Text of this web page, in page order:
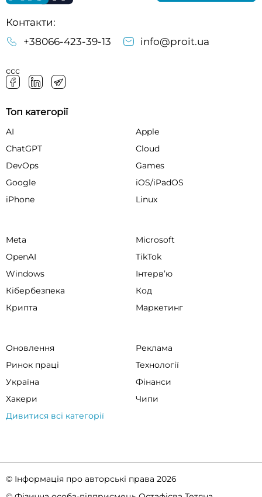
Контакти:
+38066-423-39-13
info@proit.ua
ссс
Топ категорії
AI
Apple
ChatGPT
Cloud
DevOps
Games
Google
iOS/iPadOS
iPhone
Linux
Meta
Microsoft
OpenAI
TikTok
Windows
Інтервʼю
Кібербезпека
Код
Крипта
Маркетинг
Оновлення
Реклама
Ринок праці
Технології
Україна
Фінанси
Хакери
Чипи
Дивитися всі категорії
© Інформація про авторські права 2026